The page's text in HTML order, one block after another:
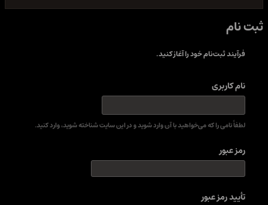
ثبت نام
فرآیند ثبت‌نام خود را آغاز کنید.
نام کاربری
لطفاً نامی را که می‌خواهید با آن وارد شوید و در این سایت شناخته شوید، وارد کنید.
رمز عبور
تأیید رمز عبور